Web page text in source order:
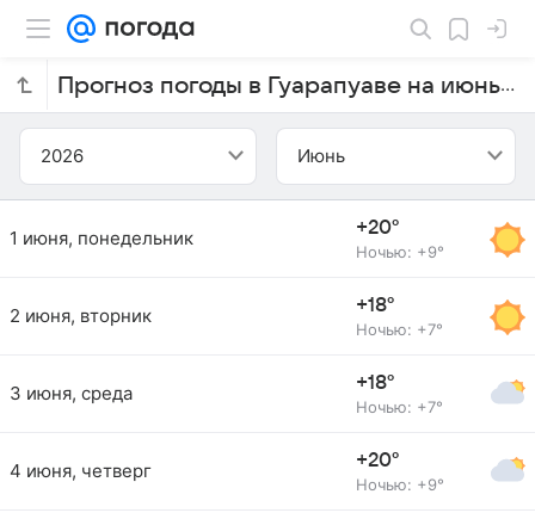
Прогноз погоды в Гуарапуаве на июнь 2026 года
2026 Июнь
1 июня, понедельник +20°
Ночью: +9°
2 июня, вторник +18°
Ночью: +7°
3 июня, среда +18°
Ночью: +7°
4 июня, четверг +20°
Ночью: +9°